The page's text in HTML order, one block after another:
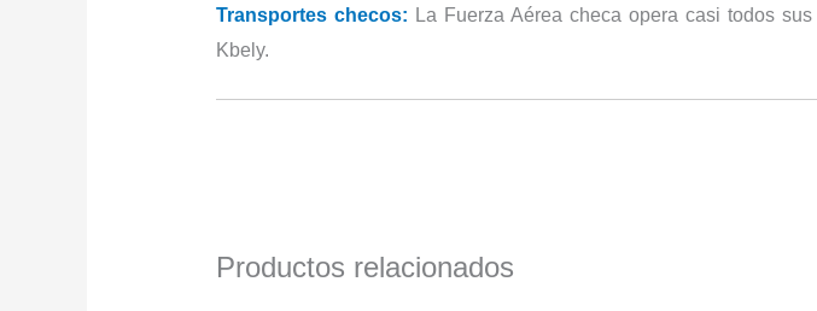
Transportes checos: La Fuerza Aérea checa opera casi todos
Kbely.
Productos relacionados